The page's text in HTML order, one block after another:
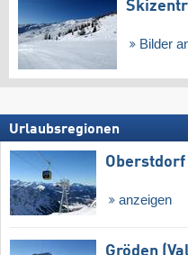
Bilder
Urlaubsregionen
Oberstdorf
anzeigen